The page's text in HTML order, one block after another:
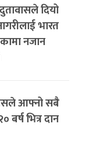
दियो
भारत
नजान
आफ्नो सबै
बर्ष भित्र दान